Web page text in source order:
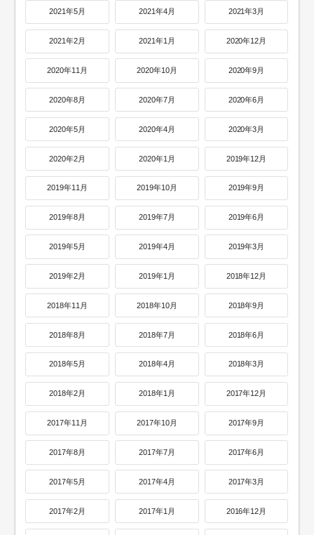
2021年5月 2021年4月 2021年3月
2021年2月 2021年1月 2020年12月
2020年11月 2020年10月 2020年9月
2020年8月 2020年7月 2020年6月
2020年5月 2020年4月 2020年3月
2020年2月 2020年1月 2019年12月
2019年11月 2019年10月 2019年9月
2019年8月 2019年7月 2019年6月
2019年5月 2019年4月 2019年3月
2019年2月 2019年1月 2018年12月
2018年11月 2018年10月 2018年9月
2018年8月 2018年7月 2018年6月
2018年5月 2018年4月 2018年3月
2018年2月 2018年1月 2017年12月
2017年11月 2017年10月 2017年9月
2017年8月 2017年7月 2017年6月
2017年5月 2017年4月 2017年3月
2017年2月 2017年1月 2016年12月